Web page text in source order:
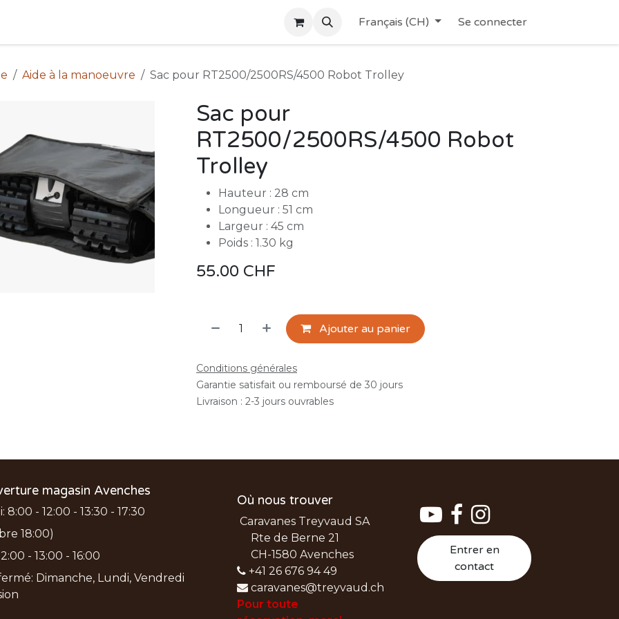
Français (CH) Se connecter
Aide à la manoeuvre Sac pour RT2500/2500RS/4500 Robot Trolley
Sac pour
RT2500/2500RS/4500 Robot
Trolley
Hauteur : 28 cm
Longueur : 51 cm
Largeur : 45 cm
Poids : 1.30 kg
55.00 CHF
Ajouter au panier
Conditions générales
Garantie satisfait ou remboursé de 30 jours
Livraison : 2-3 jours ouvrables
Entrer en
contact
magasin Avenches
- 12:00 - 13:30 - 17:30
18:00)
- 13:00 - 16:00
Dimanche, Lundi, Vendredi
Où nous trouver
Caravanes Treyvaud SA
Rte de Berne 21
CH-1580 Avenches
+41 26 676 94 49
caravanes@treyvaud.ch
Pour toute